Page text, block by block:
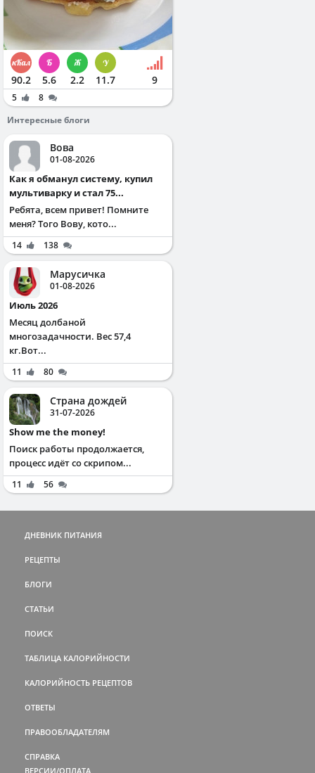
90.2 5.6 2.2 11.7 9
5
8
Интересные блоги
Вова
01-08-2026
Как я обманул систему, купил
мультиварку и стал 75...
Ребята, всем привет! Помните
меня? Того Вову, кото...
14 138
Марусичка
01-08-2026
Июль 2026
Месяц долбаной
многозадачности. Вес 57,4
кг.Вот...
11 80
Страна дождей
31-07-2026
Show me the money!
Поиск работы продолжается,
процесс идёт со скрипом...
11 56
ДНЕВНИК ПИТАНИЯ
РЕЦЕПТЫ
БЛОГИ
СТАТЬИ
ПОИСК
ТАБЛИЦА КАЛОРИЙНОСТИ
КАЛОРИЙНОСТЬ РЕЦЕПТОВ
ОТВЕТЫ
ПРАВООБЛАДАТЕЛЯМ
СПРАВКА
ВЕРСИИ/ОПЛАТА